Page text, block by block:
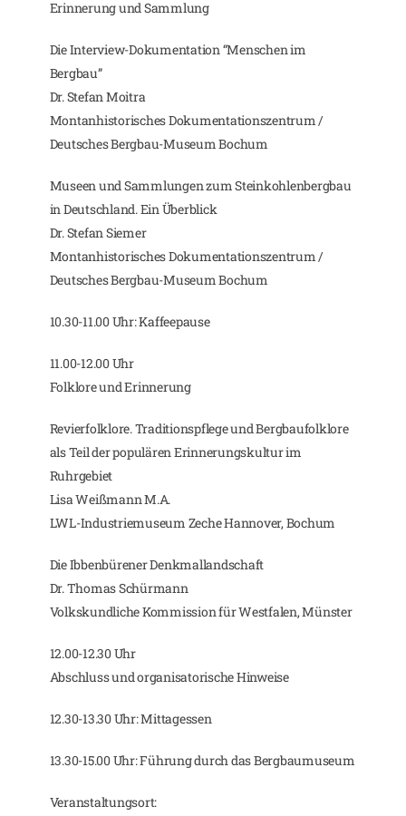
Erinnerung und Sammlung
Die Interview-Dokumentation “Menschen im
Bergbau”
Dr. Stefan Moitra
Montanhistorisches Dokumentationszentrum /
Deutsches Bergbau-Museum Bochum
Museen und Sammlungen zum Steinkohlenbergbau
in Deutschland. Ein Überblick
Dr. Stefan Siemer
Montanhistorisches Dokumentationszentrum /
Deutsches Bergbau-Museum Bochum
10.30-11.00 Uhr: Kaffeepause
11.00-12.00 Uhr
Folklore und Erinnerung
Revierfolklore. Traditionspflege und Bergbaufolklore
als Teil der populären Erinnerungskultur im
Ruhrgebiet
Lisa Weißmann M.A.
LWL-Industriemuseum Zeche Hannover, Bochum
Die Ibbenbürener Denkmallandschaft
Dr. Thomas Schürmann
Volkskundliche Kommission für Westfalen, Münster
12.00-12.30 Uhr
Abschluss und organisatorische Hinweise
12.30-13.30 Uhr: Mittagessen
13.30-15.00 Uhr: Führung durch das Bergbaumuseum
Veranstaltungsort: